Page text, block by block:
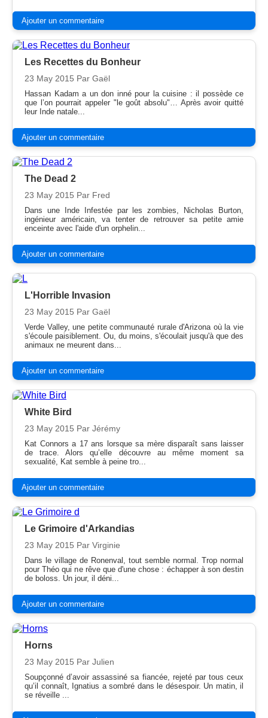
Ajouter un commentaire
Les Recettes du Bonheur
23 May 2015 Par Gaël
Hassan Kadam a un don inné pour la cuisine : il possède ce
que l’on pourrait appeler "le goût absolu"… Après avoir quitté
leur Inde natale...
Ajouter un commentaire
The Dead 2
23 May 2015 Par Fred
Dans une Inde Infestée par les zombies, Nicholas Burton,
ingénieur américain, va tenter de retrouver sa petite amie
enceinte avec l'aide d'un orphelin...
Ajouter un commentaire
L'Horrible Invasion
23 May 2015 Par Gaël
Verde Valley, une petite communauté rurale d'Arizona où la vie
s'écoule paisiblement. Ou, du moins, s'écoulait jusqu'à que des
animaux ne meurent dans...
Ajouter un commentaire
White Bird
23 May 2015 Par Jérémy
Kat Connors a 17 ans lorsque sa mère disparaît sans laisser
de trace. Alors qu’elle découvre au même moment sa
sexualité, Kat semble à peine tro...
Ajouter un commentaire
Le Grimoire d'Arkandias
23 May 2015 Par Virginie
Dans le village de Ronenval, tout semble normal. Trop normal
pour Théo qui ne rêve que d'une chose : échapper à son destin
de boloss. Un jour, il déni...
Ajouter un commentaire
Horns
23 May 2015 Par Julien
Soupçonné d’avoir assassiné sa fiancée, rejeté par tous ceux
qu’il connaît, Ignatius a sombré dans le désespoir. Un matin, il
se réveille ...